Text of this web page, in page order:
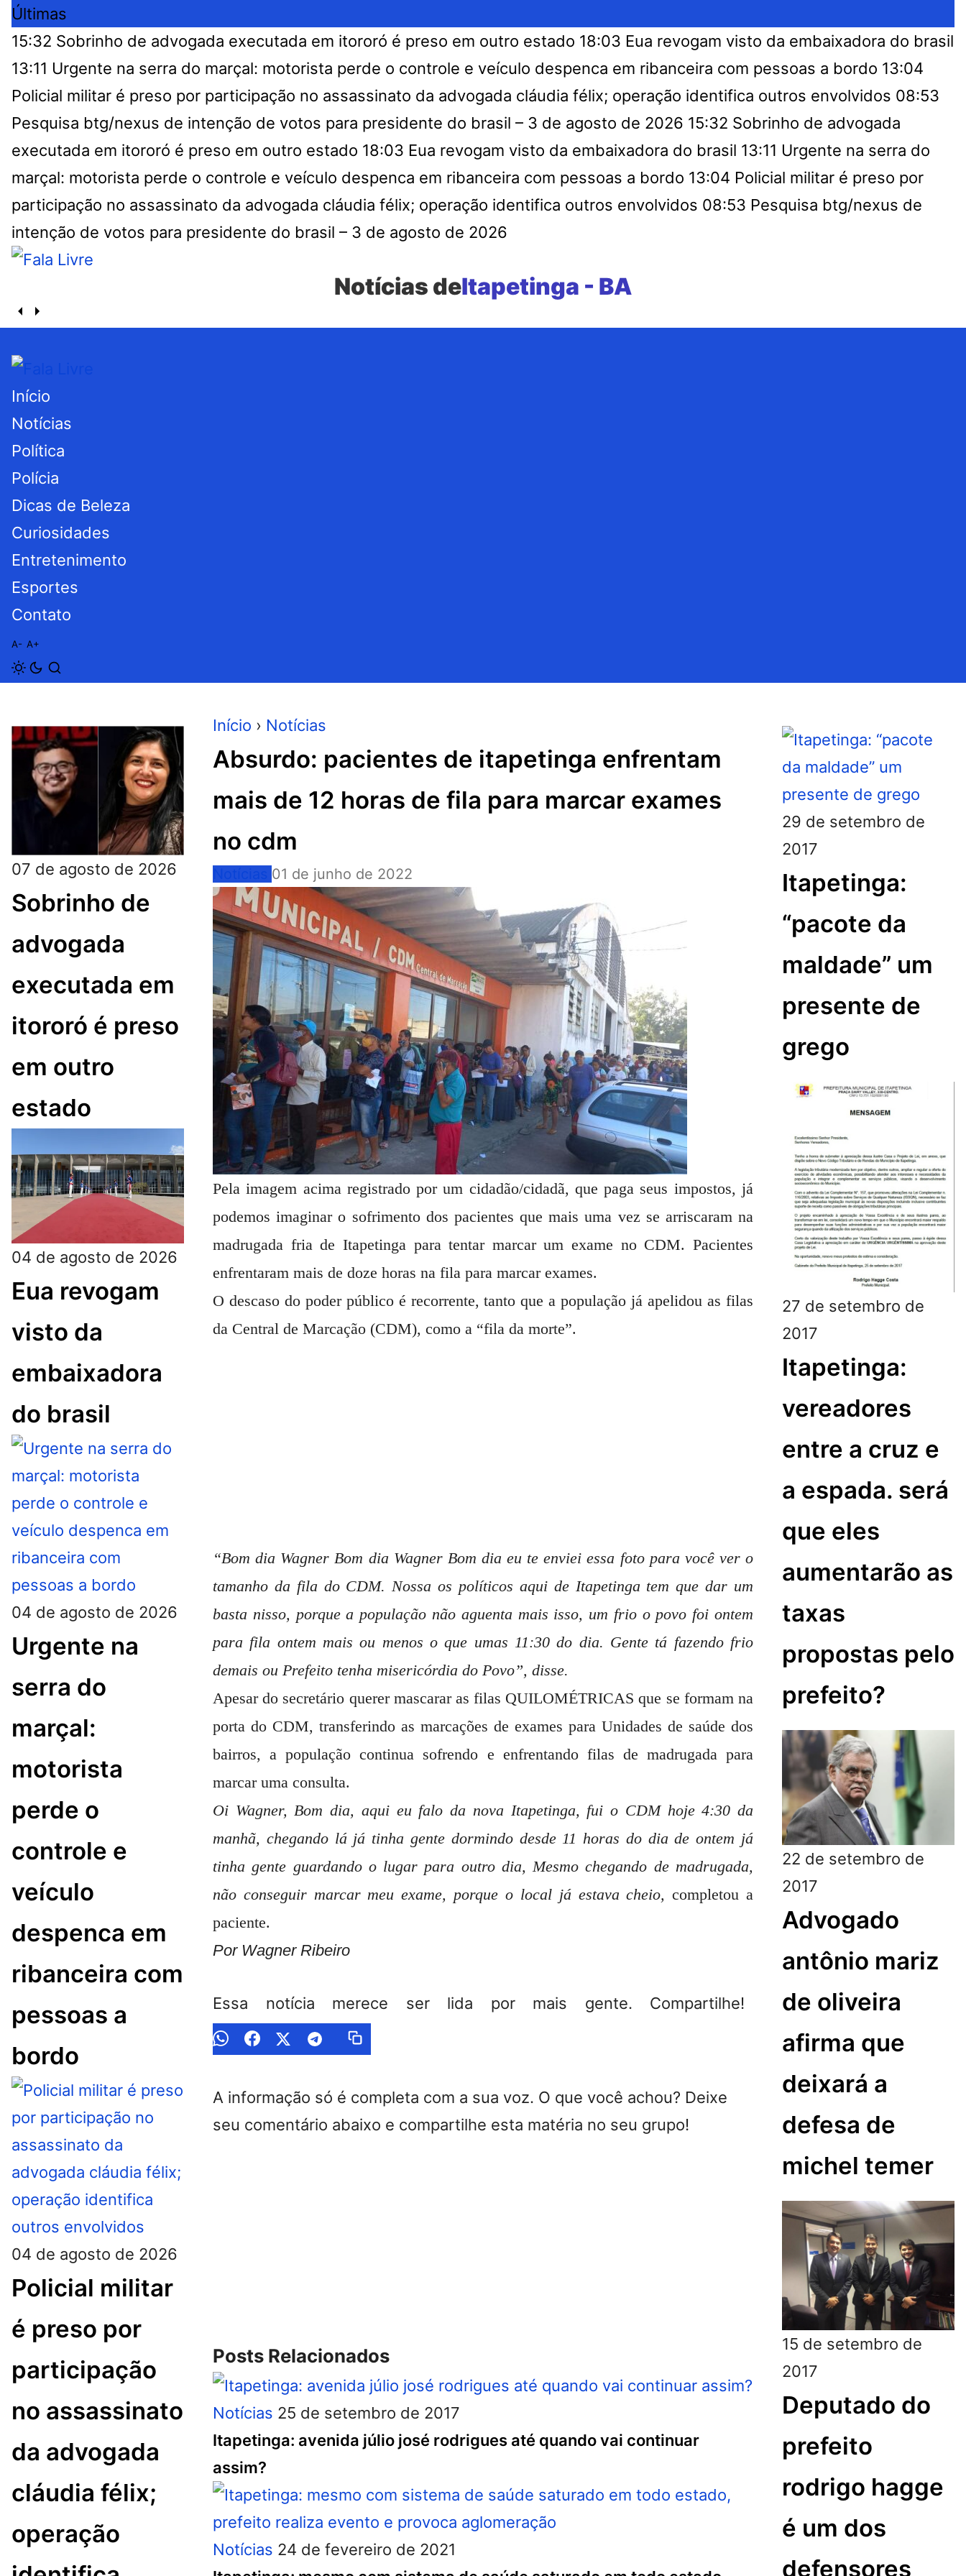
Últimas
15:32 Sobrinho de advogada executada em itororó é preso em outro estado 18:03 Eua revogam visto da embaixadora do brasil
13:11 Urgente na serra do marçal: motorista perde o controle e veículo despenca em ribanceira com pessoas a bordo 13:04
Policial militar é preso por participação no assassinato da advogada cláudia félix; operação identifica outros envolvidos 08:53
Pesquisa btg/nexus de intenção de votos para presidente do brasil – 3 de agosto de 2026 15:32 Sobrinho de advogada
executada em itororó é preso em outro estado 18:03 Eua revogam visto da embaixadora do brasil 13:11 Urgente na serra do
marçal: motorista perde o controle e veículo despenca em ribanceira com pessoas a bordo 13:04 Policial militar é preso por
participação no assassinato da advogada cláudia félix; operação identifica outros envolvidos 08:53 Pesquisa btg/nexus de
intenção de votos para presidente do brasil – 3 de agosto de 2026
Notícias de Itapetinga
Início
Notícias
Política
Polícia
Dicas de Beleza
Curiosidades
Entretenimento
Esportes
Contato
A- A+
07 de agosto de 2026
Sobrinho de
advogada
executada em
itororó é preso
em outro
estado
04 de agosto de 2026
Eua revogam
visto da
embaixadora
do brasil
04 de agosto de 2026
Urgente na
serra do
marçal:
motorista
perde o
controle e
veículo
despenca em
ribanceira com
pessoas a
bordo
04 de agosto de 2026
Policial militar
é preso por
participação
no assassinato
da advogada
cláudia félix;
operação
Início › Notícias
Absurdo: pacientes de itapetinga enfrentam
mais de 12 horas de fila para marcar exames
no cdm
01 de junho de 2022
Pela imagem acima registrado por um cidadão/cidadã, que paga seus impostos, já
podemos imaginar o sofrimento dos pacientes que mais uma vez se arriscaram na
madrugada fria de Itapetinga para tentar marcar um exame no CDM. Pacientes
enfrentaram mais de doze horas na fila para marcar exames.
O descaso do poder público é recorrente, tanto que a população já apelidou as filas
da Central de Marcação (CDM), como a “fila da morte”.
“Bom dia Wagner Bom dia Wagner Bom dia eu te enviei essa foto para você ver o
tamanho da fila do CDM. Nossa os políticos aqui de Itapetinga tem que dar um
basta nisso, porque a população não aguenta mais isso, um frio o povo foi ontem
para fila ontem mais ou menos o que umas 11:30 do dia. Gente tá fazendo frio
demais ou Prefeito tenha misericórdia do Povo”, disse.
Apesar do secretário querer mascarar as filas QUILOMÉTRICAS que se formam na
porta do CDM, transferindo as marcações de exames para Unidades de saúde dos
bairros, a população continua sofrendo e enfrentando filas de madrugada para
marcar uma consulta.
Oi Wagner, Bom dia, aqui eu falo da nova Itapetinga, fui o CDM hoje 4:30 da
manhã, chegando lá já tinha gente dormindo desde 11 horas do dia de ontem já
tinha gente guardando o lugar para outro dia, Mesmo chegando de madrugada,
não conseguir marcar meu exame, porque o local já estava cheio, completou a
paciente.
Por Wagner Ribeiro
Essa notícia merece ser lida por mais gente. Compartilhe!
A informação só é completa com a sua voz. O que você achou? Deixe
seu comentário abaixo e compartilhe esta matéria no seu grupo!
Posts Relacionados
Notícias 25 de setembro de 2017
Itapetinga: avenida júlio josé rodrigues até quando vai continuar
assim?
Notícias 24 de fevereiro de 2021
29 de setembro de
2017
Itapetinga:
“pacote da
maldade” um
presente de
grego
27 de setembro de
2017
Itapetinga:
vereadores
entre a cruz e
a espada. será
que eles
aumentarão as
taxas
propostas pelo
prefeito?
22 de setembro de
2017
Advogado
antônio mariz
de oliveira
afirma que
deixará a
defesa de
michel temer
15 de setembro de
2017
Deputado do
prefeito
rodrigo hagge
é um dos
defensores